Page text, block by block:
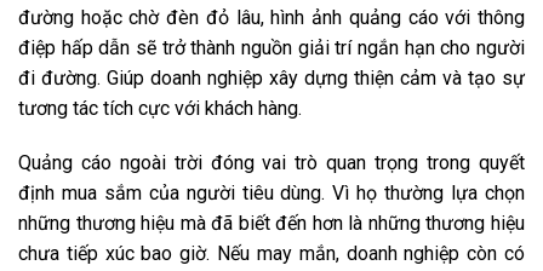
đường hoặc chờ đèn đỏ lâu, hình ảnh quảng cáo với thông
điệp hấp dẫn sẽ trở thành nguồn giải trí ngắn hạn cho người
đi đường. Giúp doanh nghiệp xây dựng thiện cảm và tạo sự
tương tác tích cực với khách hàng.
Quảng cáo ngoài trời đóng vai trò quan trọng trong quyết
định mua sắm của người tiêu dùng. Vì họ thường lựa chọn
những thương hiệu mà đã biết đến hơn là những thương hiệu
chưa tiếp xúc bao giờ. Nếu may mắn, doanh nghiệp còn có